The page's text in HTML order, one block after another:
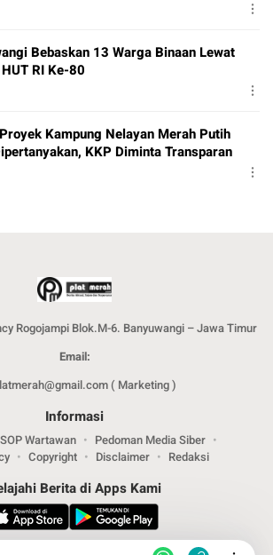
Bebaskan 13 Warga Binaan Lewat
RI Ke-80
Kampung Nelayan Merah Putih
KKP Diminta Transparan
Rogojampi Blok.M-6. Banyuwangi – Jawa Timur
Email:
( Marketing )
Informasi
SOP Wartawan
Pedoman Media Siber
Copyright Disclaimer Redaksi
Berita di Apps Kami